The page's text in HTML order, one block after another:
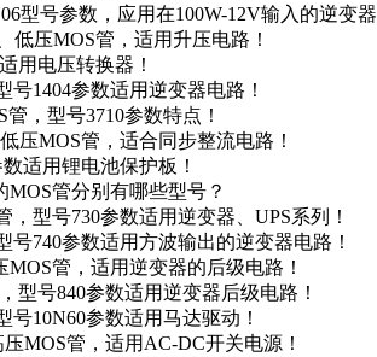
型号参数，应用在100W-12V输入的逆变器
低压MOS管，适用升压电路！
用电压转换器！
1404参数适用逆变器电路！
，型号3710参数特点！
压MOS管，适合同步整流电路！
适用锂电池保护板！
管分别有哪些型号？
型号730参数适用逆变器、UPS系列！
号740参数适用方波输出的逆变器电路！
管，适用逆变器的后级电路！
型号840参数适用逆变器后级电路！
号10N60参数适用马达驱动！
MOS管，适用AC-DC开关电源！